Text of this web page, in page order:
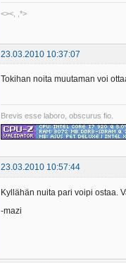
<><, ,*>
23.03.2010 10:37:07
Tokihan noita muutaman voi
Brevis esse laboro, obscurus fio.
23.03.2010 10:57:44
Kyllähän nuita pari voipi ostaa.
-mazi